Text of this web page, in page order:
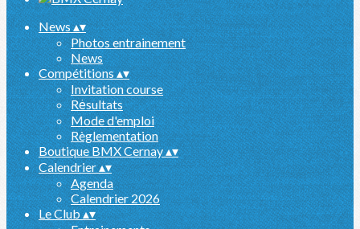
News▴▾
Photos entrainement
News
Compétitions▴▾
Invitation course
Rėsultats
Mode d'emploi
Règlementation
Boutique BMX Cernay▴▾
Calendrier▴▾
Agenda
Calendrier 2026
Le Club▴▾